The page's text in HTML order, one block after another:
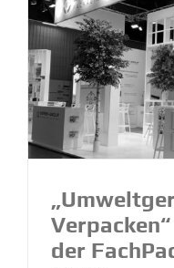
der